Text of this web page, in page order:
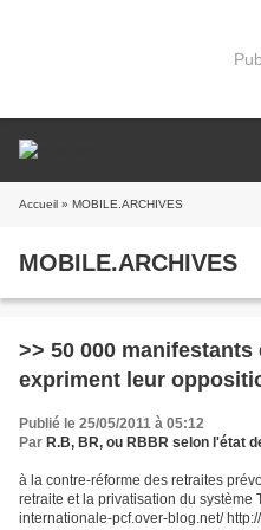
Accueil » MOBILE.ARCHIVES
MOBILE.ARCHIVES
>> 50 000
expriment leur
Publié le 25/05/2011 à 05:12
Par R.B, BR, ou RBBR selon l'état
à la contre-réforme des retraites
retraite et la privatisation du système
internationale-pcf.over-blog.net/